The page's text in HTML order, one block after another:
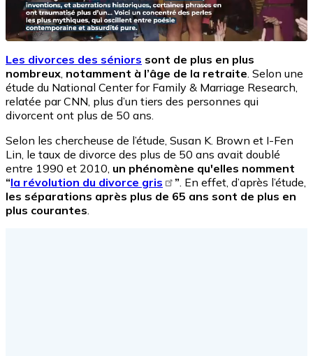
Les divorces des séniors sont de plus en plus
nombreux notamment à l’âge de la retraite . Selon une
étude du National Center for Family & Marriage Research,
relatée par CNN, plus d’un tiers des personnes qui
divorcent ont plus de 50 ans.
Selon les chercheuse de l’étude, Susan K. Brown et I-Fen
Lin, le taux de divorce des plus de 50 ans avait doublé
entre 1990 et 2010, un phénomène qu'elles nomment
“la révolution du divorce gris ” . En effet, d’après l’étude,
les séparations après plus de 65 ans sont de plus en
plus courantes